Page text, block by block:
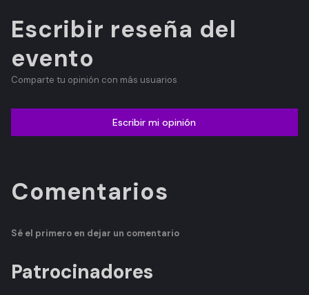
Escribir reseña del
evento
Comparte tu opinión con más usuarios
Escribir mi opinión
Comentarios
Sé el primero en dejar un comentario
Patrocinadores